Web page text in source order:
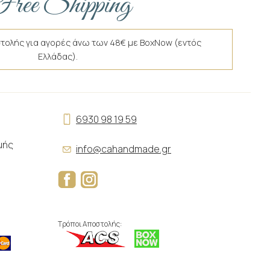
για αγορές άνω των 48€ με BoxNow (εντός
Ελλάδας).
6930 98 19 59
info@cahandmade.gr
Τρόποι Αποστολής: